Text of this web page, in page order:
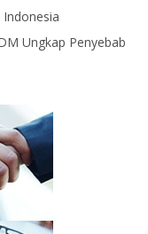
Ungkap Penyebab